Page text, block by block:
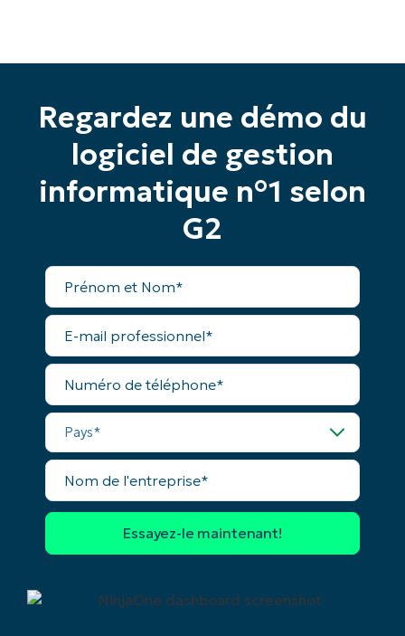
Regardez une démo du
logiciel de gestion
informatique n°1 selon
G2
Prénom
Nom*
E-
mail
professionnel*
Numéro
téléphone*
Pays*
Nom
l'entreprise*
et
Business
email*
number*
Company
name*